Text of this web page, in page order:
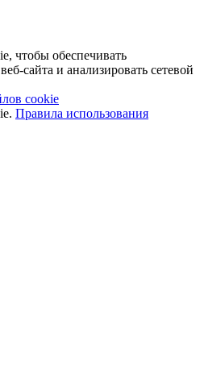
чтобы обеспечивать
сайта и анализировать сетевой
cookie
Правила использования